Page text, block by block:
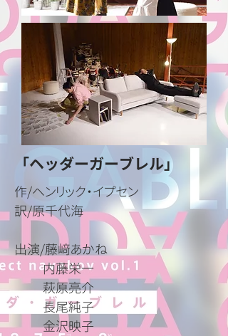
「ヘッダーガーブレル」
作/ヘンリック・イプセン
訳/原千代海
​出演/藤﨑あかね
内藤栄一
萩原亮介
長尾純子
金沢映子